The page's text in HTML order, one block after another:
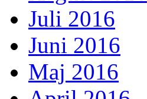
Juli 2016
Juni 2016
Maj 2016